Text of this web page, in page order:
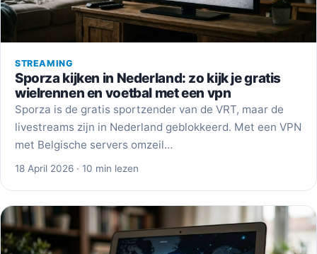
STREAMING
Sporza kijken in Nederland: zo kijk je gratis
wielrennen en voetbal met een vpn
Sporza is de gratis sportzender van de VRT, maar de
livestreams zijn in Nederland geblokkeerd. Met een VPN
met Belgische servers omzeil…
18 April 2026 · 10 min lezen